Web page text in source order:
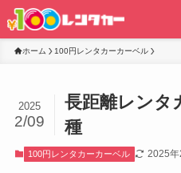
ホーム 100円レンタカーカーベル
長距離レンタ
種
2025
2/09
100円レンタカーカーベル 2025年